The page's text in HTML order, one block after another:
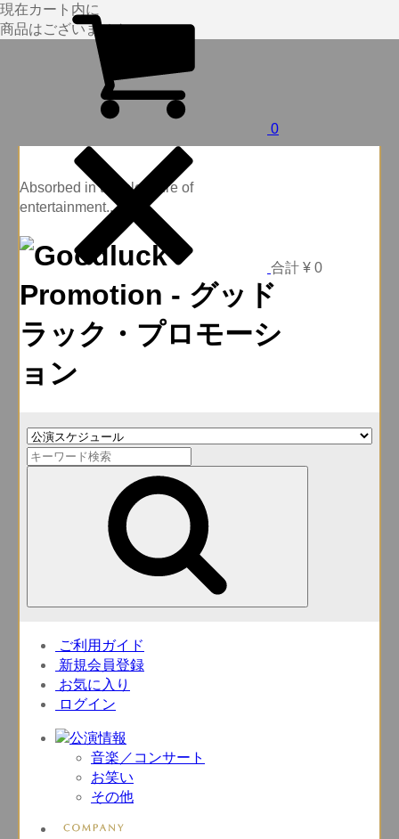
Absorbed in the pleasure of
entertainment...
0
合計 ¥ 0
現在カート内に
商品はございません。
ご利用ガイド
新規会員登録
お気に入り
ログイン
音楽／コンサート
お笑い
その他